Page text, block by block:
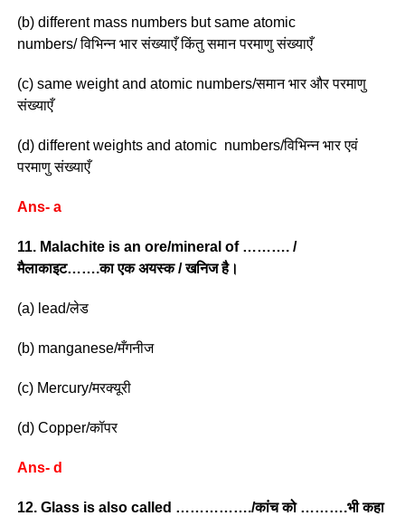
(b) different mass numbers but same atomic
numbers/ विभिन्न भार संख्याएँ किंतु समान परमाणु संख्याएँ
(c) same weight and atomic numbers/समान भार और परमाणु
संख्याएँ
(d) different weights and atomic numbers/विभिन्न भार एवं
परमाणु संख्याएँ
Ans- a
11. Malachite is an ore/mineral of ………. /
मैलाकाइट…….का एक अयस्क / खनिज है।
(a) lead/लेड
(b) manganese/मँगनीज
(c) Mercury/मरक्यूरी
(d) Copper/कॉपर
Ans- d
12. Glass is also called ……………./कांच को ……….भी कहा